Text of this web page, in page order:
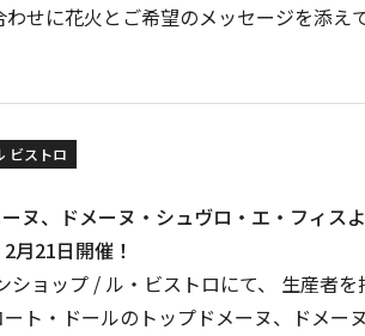
せに花火とご希望のメッセージを添
ビストロ
ヌ、ドメーヌ・シュヴロ・エ・フィス
月21日開催！
ショップ / ル・ビストロにて、 生産者
ト・ドールのトップドメーヌ、ドメ